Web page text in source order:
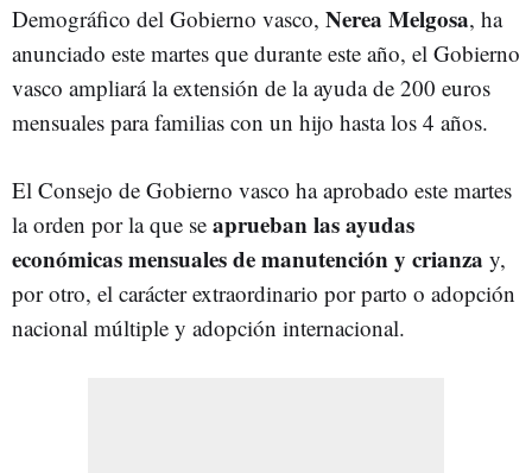
Demográfico del Gobierno vasco, Nerea Melgosa, ha
anunciado este martes que durante este año, el Gobierno
vasco ampliará la extensión de la ayuda de 200 euros
mensuales para familias con un hijo hasta los 4 años.
El Consejo de Gobierno vasco ha aprobado este martes
la orden por la que se aprueban las ayudas
económicas mensuales de manutención y crianza y,
por otro, el carácter extraordinario por parto o adopción
nacional múltiple y adopción internacional.